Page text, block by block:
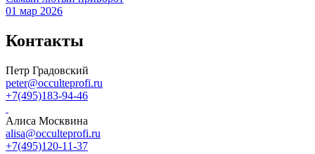
01 мар 2026
Контакты
Петр Градовский
peter@occulteprofi.ru
+7(495)183-94-46
Алиса Москвина
alisa@occulteprofi.ru
+7(495)120-11-37